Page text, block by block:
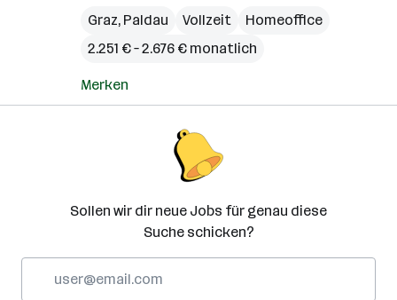
Graz, Paldau Vollzeit
Homeoffice
2.251 € – 2.676 € monatlich
Merken
Sollen wir dir neue Jobs für genau diese
Suche schicken?